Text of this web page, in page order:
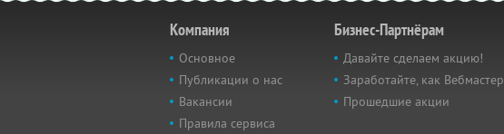
Компания
Основное
Публикации о нас
Вакансии
Правила сервиса
Бизнес-Партнёрам
Давайте сделаем акцию!
Заработайте, как Вебмастер
Прошедшие акции